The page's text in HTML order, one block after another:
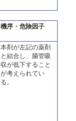
機序・危険因子
本剤が左記の薬剤
と結合し、腸管吸
収が低下すること
が考えられてい
る。